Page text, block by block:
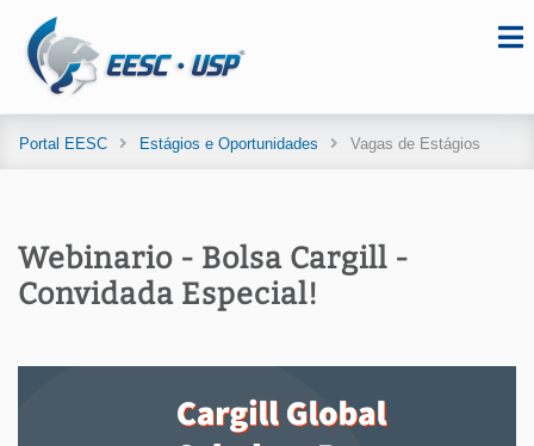
Portal EESC Estágios e Oportunidades Vagas de Estágios
Webinario - Bolsa Cargill -
Convidada Especial!